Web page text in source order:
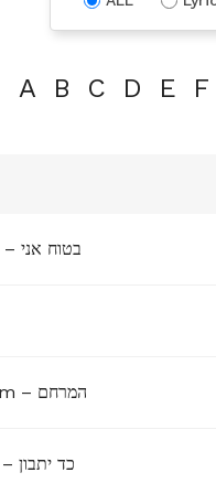
A B C D E F
Batuach Ani – בטוח אני
Hamerachem – המרחם
Kad Yasvun – כד יתבון